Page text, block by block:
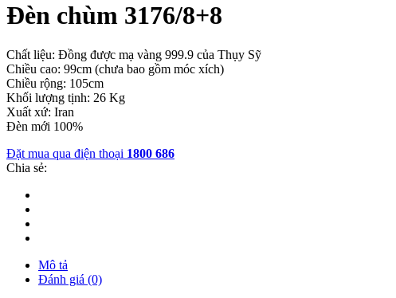
Đèn chùm 3176/8+8
Chất liệu: Đồng được mạ vàng 999.9 của Thụy Sỹ
Chiều cao: 99cm (chưa bao gồm móc xích)
Chiều rộng: 105cm
Khối lượng tịnh: 26 Kg
Xuất xứ: Iran
Đèn mới 100%
Đặt mua qua điện thoại 1800 686
Chia sẻ:
Mô tả
Đánh giá (0)